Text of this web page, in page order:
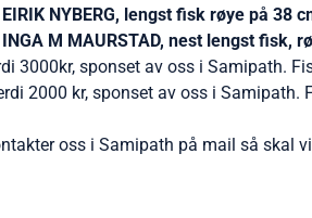
EIRIK NYBERG, lengst fisk røye på 38
INGA M MAURSTAD, nest lengst fisk,
3000kr, sponset av oss i Samipath.
2000 kr, sponset av oss i Samipath.
oss i Samipath på mail så skal